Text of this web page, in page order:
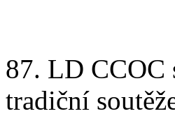
87. LD CCOC
tradiční